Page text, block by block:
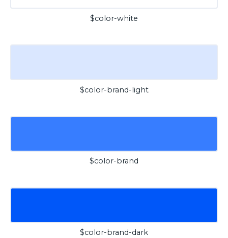
$color-white
$color-brand-light
$color-brand
$color-brand-dark